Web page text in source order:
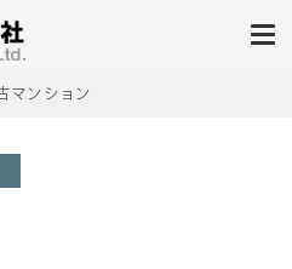
会社
マンション